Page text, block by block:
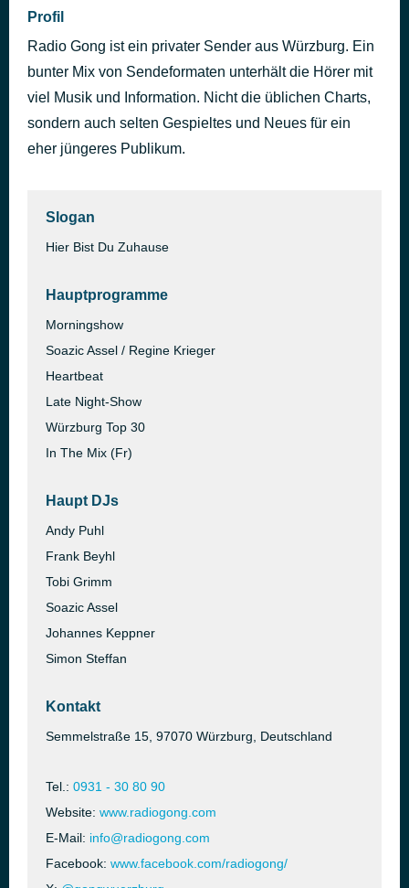
Dai Dai (Radio Edit)
SHAKIRA x BURNA BOY
I Just Might
vor 51 Minuten
Profil
Radio Gong ist ein privater Sender aus Würzburg. Ein
bunter Mix von Sendeformaten unterhält die Hörer mit
viel Musik und Information. Nicht die üblichen Charts,
sondern auch selten Gespieltes und Neues für ein
eher jüngeres Publikum.
Slogan
Hier Bist Du Zuhause
Hauptprogramme
Morningshow
Soazic Assel / Regine Krieger
Heartbeat
Late Night-Show
Würzburg Top 30
In The Mix (Fr)
Haupt DJs
Andy Puhl
Frank Beyhl
Tobi Grimm
Soazic Assel
Johannes Keppner
Simon Steffan
Kontakt
Semmelstraße 15, 97070 Würzburg, Deutschland
Tel.: 0931 - 30 80 90
Website: www.radiogong.com
E-Mail: info@radiogong.com
Facebook: www.facebook.com/radiogong/